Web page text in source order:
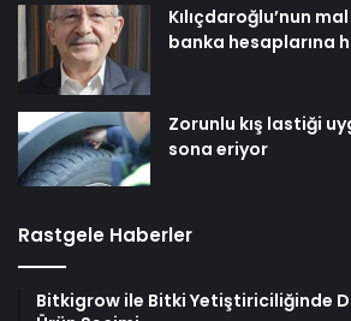
Kılıçdaroğlu’nun
banka hesaplarına
Zorunlu kış lastiği
sona eriyor
Rastgele Haberler
Bitkigrow ile Bitki Yetiştiriciliğinde